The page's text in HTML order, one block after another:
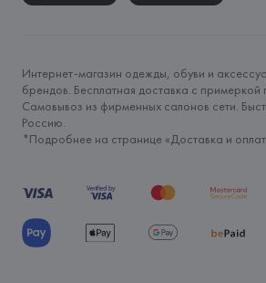
Интернет-магазин одежды, обуви и
брендов. Бесплатная доставка с
Самовывоз из фирменных салонов сети.
Россию.
*Подробнее на странице «Доставка и